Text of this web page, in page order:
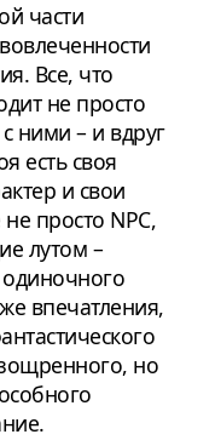
части
Все, что
не просто
ними – и вдруг
есть своя
и свои
просто NPC,
лутом –
впечатления,
но